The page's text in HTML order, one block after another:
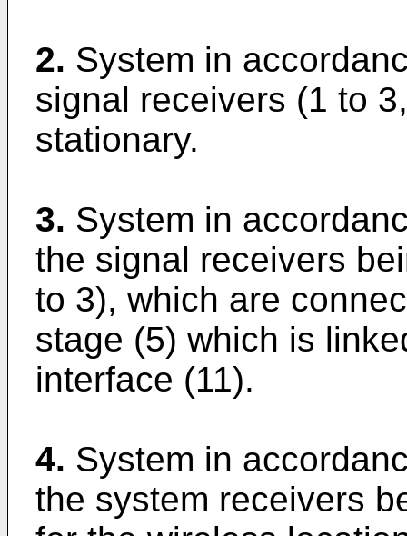
2. System in
signal receivers (1 to
stationary.
3. System in
the signal receivers
to 3), which are
stage (5) which is
interface (11).
4. System in
the system receivers